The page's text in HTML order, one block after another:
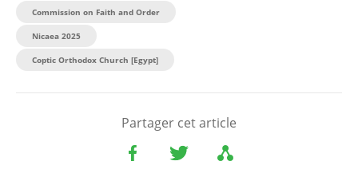
Commission on Faith and Order
Nicaea 2025
Coptic Orthodox Church [Egypt]
Partager cet article